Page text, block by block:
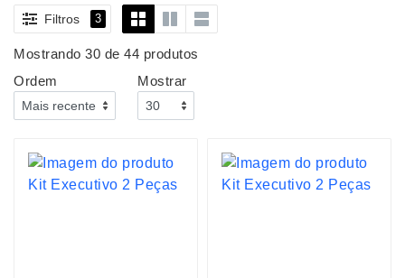
Filtros 3
Mostrando 30 de 44 produtos
Ordem
Mostrar